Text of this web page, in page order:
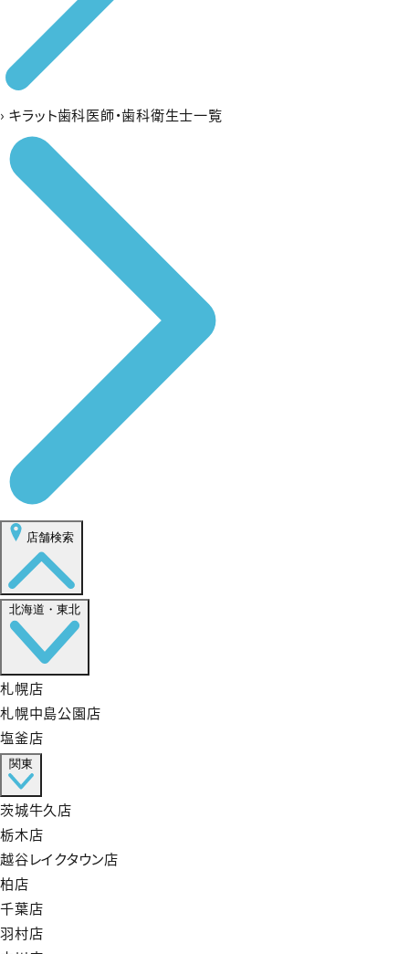
› キラット歯科医師・歯科衛生士一覧
店舗検索
北海道・東北
札幌店
札幌中島公園店
塩釜店
関東
茨城牛久店
栃木店
越谷レイクタウン店
柏店
千葉店
羽村店